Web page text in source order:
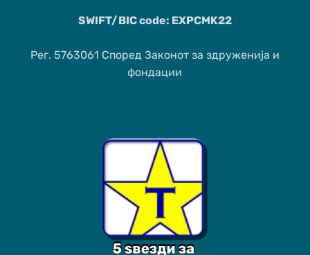
SWIFT/BIC code: EXPCMK22
Рег. 5763061 Според Законот за здруженија и
фондации